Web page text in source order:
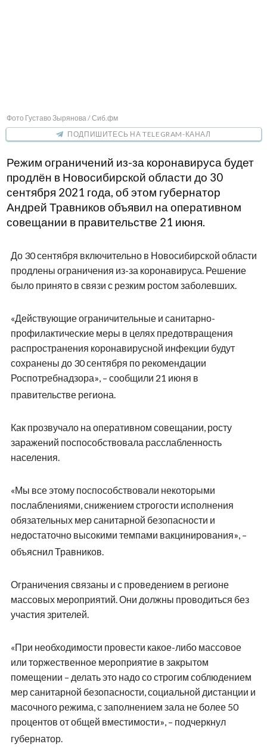
Фото Густаво Зырянова / Сиб.фм
ПОДПИШИТЕСЬ НА TELEGRAM-КАНАЛ
Режим ограничений из-за коронавируса будет
продлён в Новосибирской области до 30
сентября 2021 года, об этом губернатор
Андрей Травников объявил на оперативном
совещании в правительстве 21 июня.
До 30 сентября включительно в Новосибирской области
продлены ограничения из-за коронавируса. Решение
было принято в связи с резким ростом заболевших.
«Действующие ограничительные и санитарно-
профилактические меры в целях предотвращения
распространения коронавирусной инфекции будут
сохранены до 30 сентября по рекомендации
Роспотребнадзора», – сообщили 21 июня в
правительстве региона.
Как прозвучало на оперативном совещании, росту
заражений поспособствовала расслабленность
населения.
«Мы все этому поспособствовали некоторыми
послаблениями, снижением строгости исполнения
обязательных мер санитарной безопасности и
недостаточно высокими темпами вакцинирования», –
объяснил Травников.
Ограничения связаны и с проведением в регионе
массовых мероприятий. Они должны проводиться без
участия зрителей.
«При необходимости провести какое-либо массовое
или торжественное мероприятие в закрытом
помещении – делать это надо со строгим соблюдением
мер санитарной безопасности, социальной дистанции и
масочного режима, с заполнением зала не более 50
процентов от общей вместимости», – подчеркнул
губернатор.